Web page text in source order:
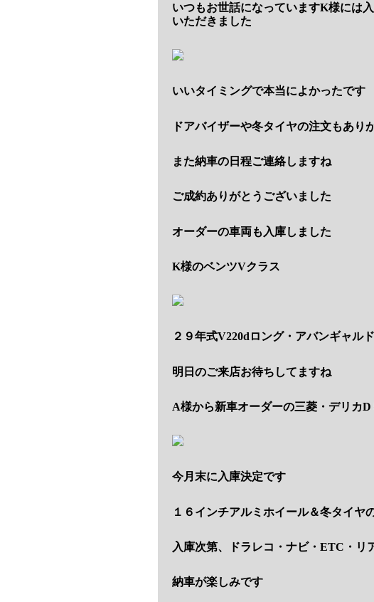
いつもお世話になっていますK様には
いただきました
いいタイミングで本当によかったです
ドアバイザーや冬タイヤの注文もあり
また納車の日程ご連絡しますね
ご成約ありがとうございました
オーダーの車両も入庫しました
K様のベンツVクラス
２９年式V220dロング・アバンギャルド
明日のご来店お待ちしてますね
A様から新車オーダーの三菱・デリカ
今月末に入庫決定です
１６インチアルミホイール＆冬タイヤ
入庫次第、ドラレコ・ナビ・ETC・リ
納車が楽しみです